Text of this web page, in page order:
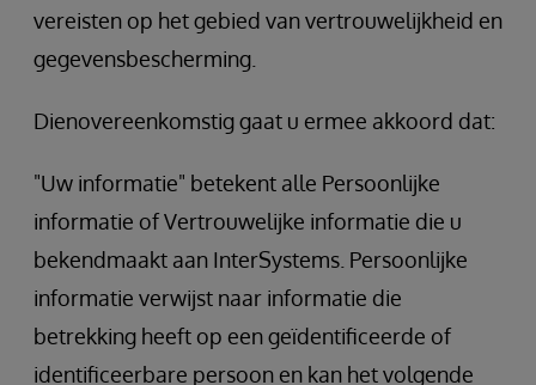
vereisten op het gebied van vertrouwelijkheid en
gegevensbescherming.
Dienovereenkomstig gaat u ermee akkoord dat:
"Uw informatie" betekent alle Persoonlijke
informatie of Vertrouwelijke informatie die u
bekendmaakt aan InterSystems. Persoonlijke
informatie verwijst naar informatie die
betrekking heeft op een geïdentificeerde of
identificeerbare persoon en kan het volgende